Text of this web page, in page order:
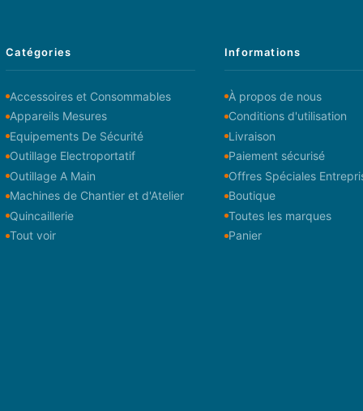
Catégories
Accessoires et Consommables
Appareils Mesures
Equipements De Sécurité
Outillage Electroportatif
Outillage A Main
Machines de Chantier et d'Atelier
Quincaillerie
Tout voir
Informations
À propos de nous
Conditions d'utilisation
Livraison
Paiement sécurisé
Offres Spéciales
Boutique
Toutes les marques
Panier